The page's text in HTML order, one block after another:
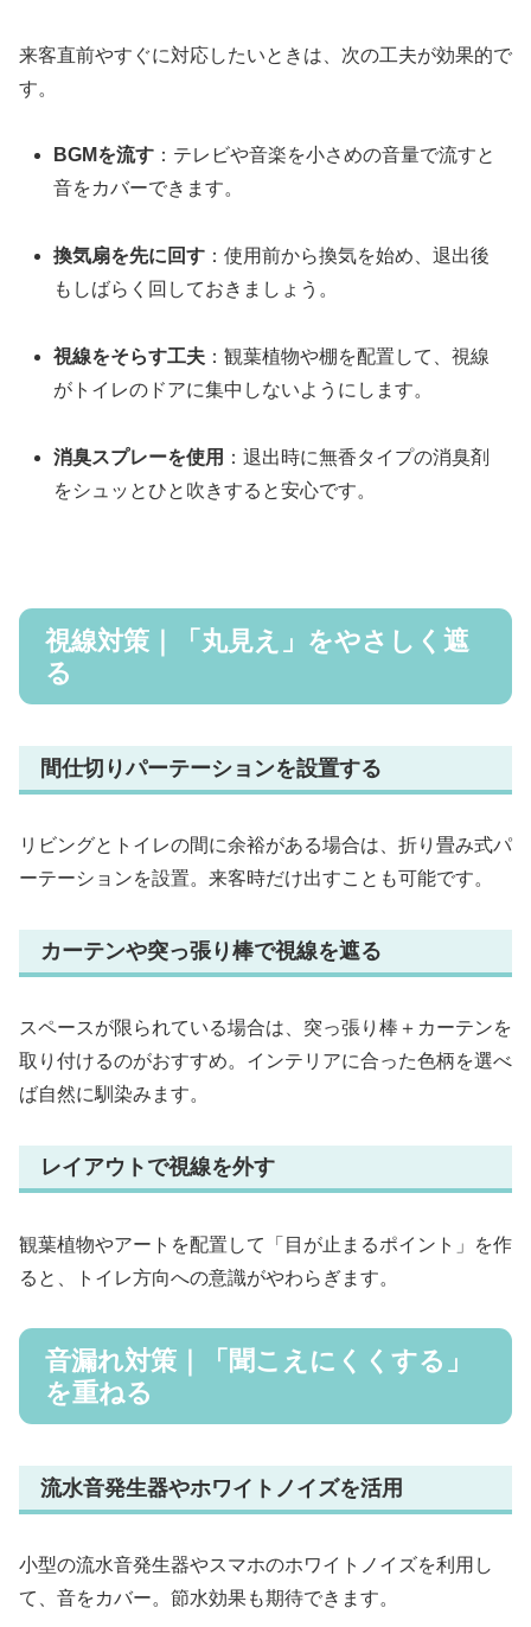
来客直前やすぐに対応したいときは、次の工夫が効果的で
す。
BGMを流す ：テレビや音楽を小さめの音量で流すと
音をカバーできます。
換気扇を先に回す ：使用前から換気を始め、退出後
もしばらく回しておきましょう。
視線をそらす工夫 ：観葉植物や棚を配置して、視線
がトイレのドアに集中しないようにします。
消臭スプレーを使用 ：退出時に無香タイプの消臭剤
をシュッとひと吹きすると安心です。
視線対策｜「丸見え」をやさしく遮
る
間仕切りパーテーションを設置する
リビングとトイレの間に余裕がある場合は、折り畳み式パ
ーテーションを設置。来客時だけ出すことも可能です。
カーテンや突っ張り棒で視線を遮る
スペースが限られている場合は、突っ張り棒＋カーテンを
取り付けるのがおすすめ。インテリアに合った色柄を選べ
ば自然に馴染みます。
レイアウトで視線を外す
観葉植物やアートを配置して「目が止まるポイント」を作
ると、トイレ方向への意識がやわらぎます。
音漏れ対策｜「聞こえにくくする」
を重ねる
流水音発生器やホワイトノイズを活用
小型の流水音発生器やスマホのホワイトノイズを利用し
て、音をカバー。節水効果も期待できます。